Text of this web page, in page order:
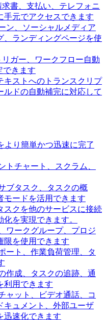
書、支払い、テレフォニ
手元でアクセスできます
ン、ソーシャルメディア
、ランディングページを使
ガー、ワークフロー自動
できます
キストへのトランスクリプ
ルドの自動補完に対応して
より簡単かつ迅速に完了
トチャート、スクラム、
ブタスク、タスクの概
モードを活用できます
スクを他のサービスに接続
を実現できます。
ワークグループ、プロジ
限を使用できます
ート、作業負荷管理、タ
作成、タスクの追跡、通
利用できます
ャット、ビデオ通話、コ
キュメント、外部ユーザ
迅速化できます